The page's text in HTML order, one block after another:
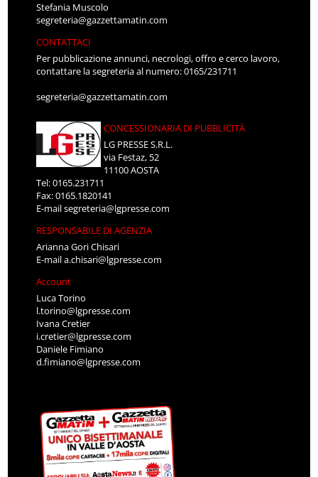
Stefania Muscolo
segreteria@gazzettamatin.com
CONTATTACI
Per pubblicazione annunci, necrologi, offro e cerco lavoro,
contattare la segreteria al numero: 0165/231711
segreteria@gazzettamatin.com
CONCESSIONARIA DI PUBBLICITÀ
LG PRESSE S.R.L.
via Festaz, 52
11100 AOSTA
Tel: 0165.231711
Fax: 0165.1820141
E-mailsegreteria@lgpresse.com
RESPONSABILE DI AGENZIA
Arianna Gori Chisari
E-maila.chisari@lgpresse.com
Account
Luca Torino
l.torino@lgpresse.com
Ivana Cretier
i.cretier@lgpresse.com
Daniele Fimiano
d.fimiano@lgpresse.com